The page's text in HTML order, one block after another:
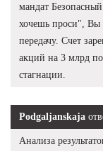
мандат
хочешь проси", Вы
передачу. Счет
акций на 3 млрд
стагнации.
Podgaljanskaja
Анализа